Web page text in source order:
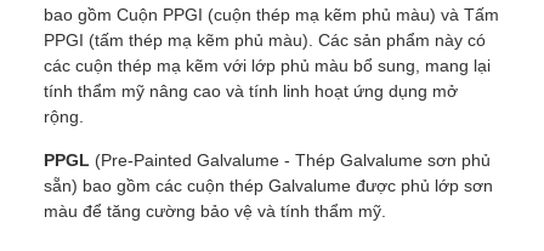
bao gồm Cuộn PPGI (cuộn thép mạ kẽm phủ màu) và Tấm
PPGI (tấm thép mạ kẽm phủ màu). Các sản phẩm này có
các cuộn thép mạ kẽm với lớp phủ màu bổ sung, mang lại
tính thẩm mỹ nâng cao và tính linh hoạt ứng dụng mở
rộng.
PPGL (Pre-Painted Galvalume - Thép Galvalume sơn phủ
sẵn) bao gồm các cuộn thép Galvalume được phủ lớp sơn
màu để tăng cường bảo vệ và tính thẩm mỹ.